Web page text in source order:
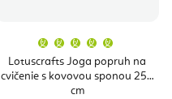
Lotuscrafts Joga popruh na
cvičenie s kovovou sponou 250
cm
produktu
je
5,0